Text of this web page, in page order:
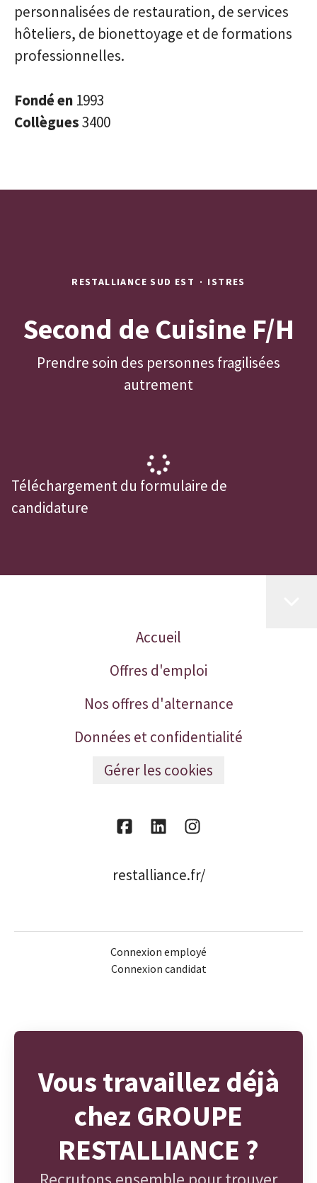
personnalisées de restauration, de services
hôteliers, de bionettoyage et de formations
professionnelles.
Fondé en 1993
Collègues3400
RESTALLIANCE SUD EST · ISTRES
Second de Cuisine F/H
Prendre soin des personnes fragilisées
autrement
Téléchargement du formulaire de
candidature
Accueil
Offres d'emploi
Nos offres d'alternance
Données et confidentialité
Gérer les cookies
restalliance.fr/
Connexion employé
Connexion candidat
Vous travaillez déjà
chez GROUPE
RESTALLIANCE ?